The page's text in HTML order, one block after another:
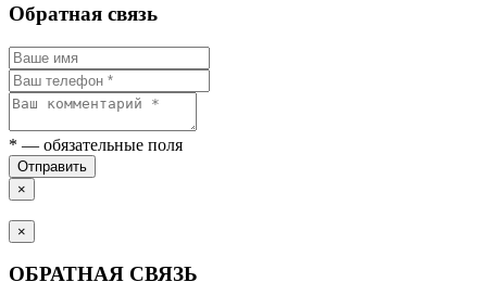
Обратная связь
* — обязательные поля
Отправить
×
×
ОБРАТНАЯ СВЯЗЬ